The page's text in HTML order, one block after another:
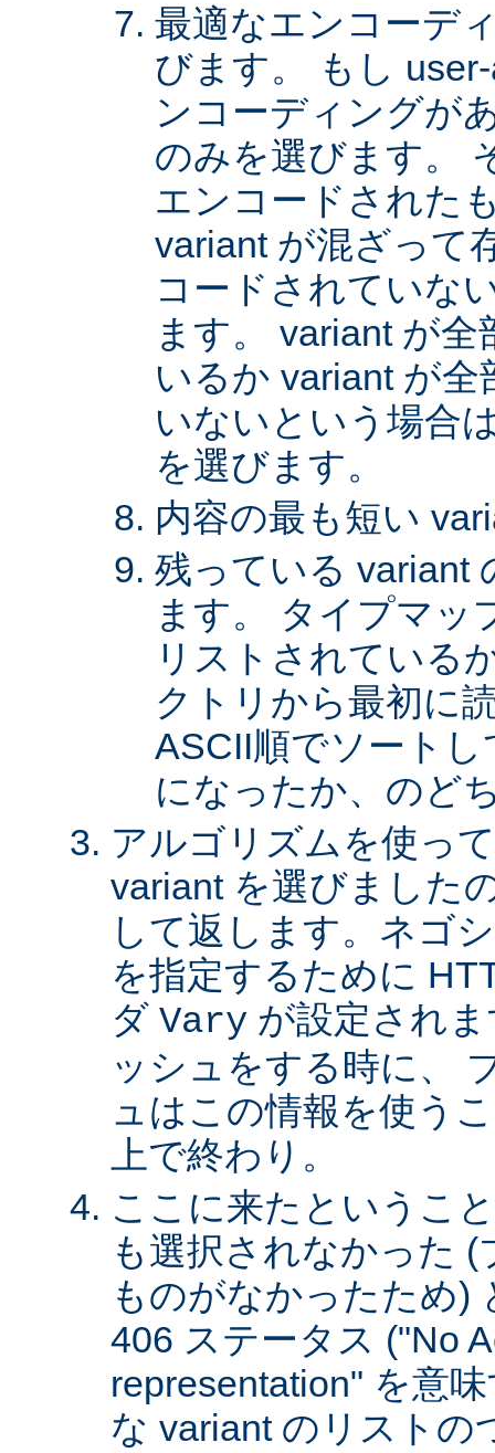
最適なエンコーデ
びます。 もし
ンコーディングが
のみを選びます。
エンコードされた
variant が混ざって
コードされていな
ます。 variant が
いるか variant が
いないという場合
を選びます。
内容の最も短い
残っている variant
ます。 タイプマッ
リストされている
クトリから最初に
ASCII順でソート
になったか、のど
アルゴリズムを使っ
variant を選びました
して返します。ネゴ
を指定するために
ダ Vary が設定され
ッシュをする時に、
ュはこの情報を使う
上で終わり。
ここに来たというこ
も選択されなかった
ものがなかったため)
406 ステータス ("No
representation" を意
な variant のリストの